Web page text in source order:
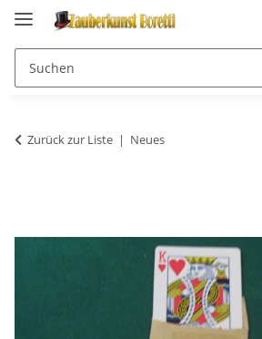
Zurück zur Liste Neues